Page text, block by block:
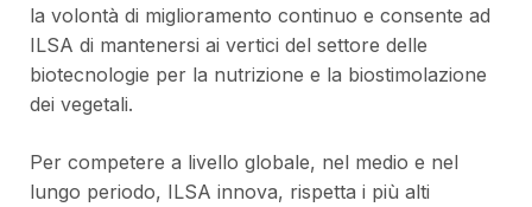
la volontà di miglioramento continuo e consente ad
ILSA di mantenersi ai vertici del settore delle
biotecnologie per la nutrizione e la biostimolazione
dei vegetali.
Per competere a livello globale, nel medio e nel
lungo periodo, ILSA innova, rispetta i più alti